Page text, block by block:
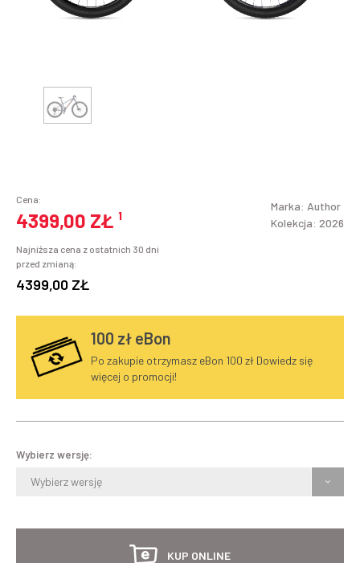
Cena:
4399,00 ZŁ ¹
Najniższa cena z ostatnich 30 dni
przed zmianą:
4399,00 ZŁ
Marka: Author
Kolekcja: 2026
100 zł eBon
Po zakupie otrzymasz eBon 100 zł Dowiedz się
więcej o promocji!
Wybierz wersję:
Wybierz wersję
KUP ONLINE